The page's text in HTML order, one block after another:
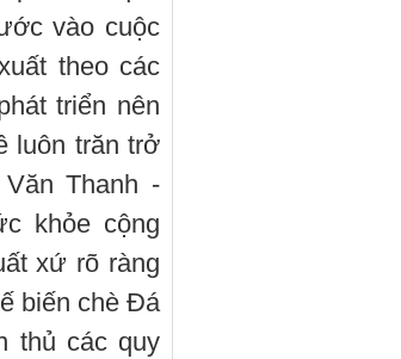
vào cuộc
theo các
triển nên
luôn trăn trở
Thanh -
khỏe cộng
xứ rõ ràng
biến chè Đá
thủ các quy